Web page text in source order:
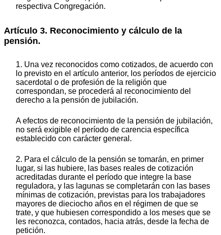
respectiva Congregación.
Artículo 3. Reconocimiento y cálculo de la
pensión.
1. Una vez reconocidos como cotizados, de acuerdo con
lo previsto en el artículo anterior, los períodos de ejercicio
sacerdotal o de profesión de la religión que
correspondan, se procederá al reconocimiento del
derecho a la pensión de jubilación.
A efectos de reconocimiento de la pensión de jubilación,
no será exigible el período de carencia específica
establecido con carácter general.
2. Para el cálculo de la pensión se tomarán, en primer
lugar, si las hubiere, las bases reales de cotización
acreditadas durante el período que integre la base
reguladora, y las lagunas se completarán con las bases
mínimas de cotización, previstas para los trabajadores
mayores de dieciocho años en el régimen de que se
trate, y que hubiesen correspondido a los meses que se
les reconozca, contados, hacia atrás, desde la fecha de
petición.